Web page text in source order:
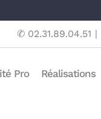
✆ 02.31.89.04.51 |
Pro Réalisations